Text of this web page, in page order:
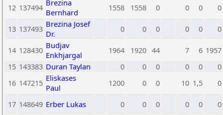
12 137494 Brezina
Bernhard
1558 1558 0 0 0 0
13 137493 Brezina Josef
Dr.
0 0 0 0 0 0
14 128430 Budjav
Enkhjargal
1964 1920 44 7 6 1957
15 143383 Duran Taylan 0 0 0 0 0
0
16 147215 Eliskases
Paul
1200 0 0 10 1,5 0
17 148649 Erber Lukas 0 0 0 0 0
0